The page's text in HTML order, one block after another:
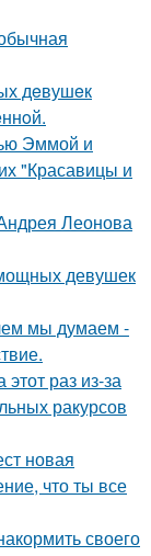
дeвушeк
Эммой и
"Красавицы и
Леонова
девушек
мы думаем -
раз из-за
ракурсов
новая
что ты все
своего